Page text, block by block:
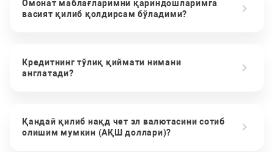
Омонат маблағларимни қариндошларимга
васият қилиб қолдирсам бўладими?
Кредитнинг тўлиқ қиймати нимани
англатади?
Қандай қилиб нақд чет эл валютасини сотиб
олишим мумкин (АҚШ доллари)?